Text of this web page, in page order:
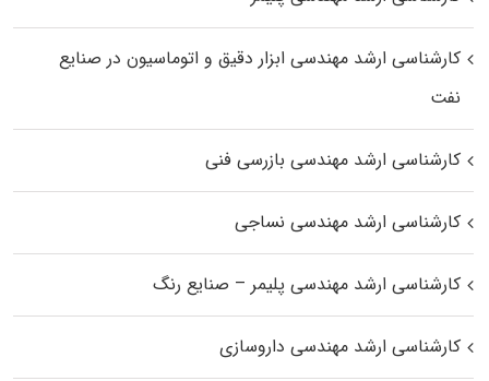
کارشناسی ارشد مهندسی ابزار دقیق و اتوماسیون در صنایع
نفت
کارشناسی ارشد مهندسی بازرسی فنی
کارشناسی ارشد مهندسی نساجی
کارشناسی ارشد مهندسی پلیمر – صنایع رنگ
کارشناسی ارشد مهندسی داروسازی